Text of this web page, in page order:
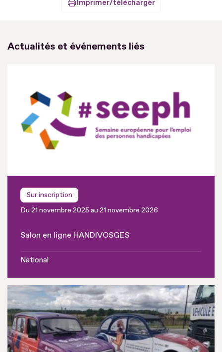
Imprimer/télécharger
Actualités et événements liés
Sur inscription
Du 21 novembre 2025 au 21 novembre 2026
Salon en ligne HANDIVOSGES
National